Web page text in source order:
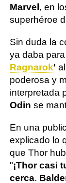
Marvel , en
superhéroe
Sin duda la
ya daba
Ragnarok'
poderosa y
interpretada
Odin se
En una
explicado lo
que Thor
"¡Thor casi
cerca.